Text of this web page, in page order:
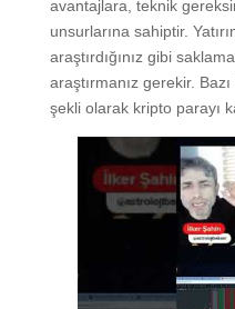
avantajlara, teknik
unsurlarına sahiptir.
araştırdığınız gibi
araştırmanız gerekir.
şekli olarak kripto parayı